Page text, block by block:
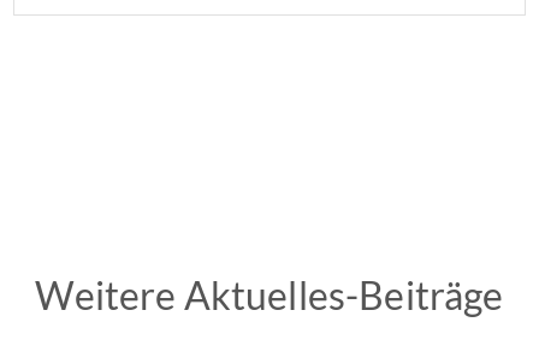
Weitere Aktuelles-Beiträge